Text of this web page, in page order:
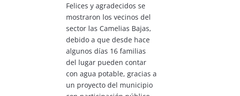
Felices y agradecidos se
mostraron los vecinos del
sector las Camelias Bajas,
debido a que desde hace
algunos días 16 familias
del lugar pueden contar
con agua potable, gracias a
un proyecto del municipio